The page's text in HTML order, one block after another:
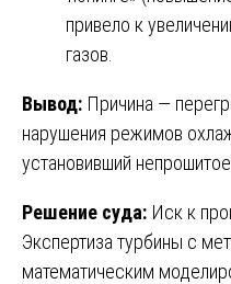
привело к
газов.
Вывод: Причина —
нарушения режимов
установивший
Решение суда: Иск к
Экспертиза турбины с
математическим